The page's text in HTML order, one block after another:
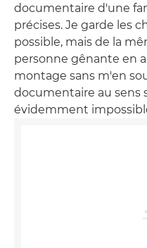
documentaire d'une
précises. Je garde les
possible, mais de la
personne gênante en
montage sans m'en
documentaire au sens
évidemment